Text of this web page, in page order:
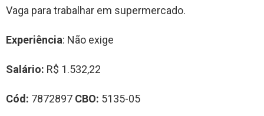
Vaga para trabalhar em supermercado.
Experiência: Não exige
Salário: R$ 1.532,22
Cód: 7872897 CBO: 5135-05